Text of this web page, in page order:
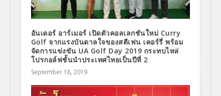
อันเดอร์ อาร์เมอร์ เปิดตัวคอลเลกชันใหม่ Curry
Golf จากแรงบันดาลใจของสตีเฟน เคอร์รี่ พร้อม
จัดการแข่งขัน UA Golf Day 2019 กระทบไหล่
โปรกอล์ฟชั้นนำประเทศไทยเป็นปีที่ 2
September 18, 2019